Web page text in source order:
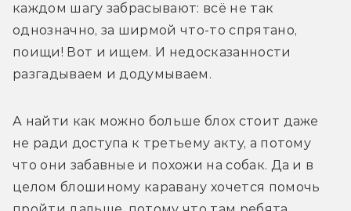
каждом шагу забрасывают: всё не так
однозначно, за ширмой что-то спрятано,
поищи! Вот и ищем. И недосказанности
разгадываем и додумываем.
А найти как можно больше блох стоит даже
не ради доступа к третьему акту, а потому
что они забавные и похожи на собак. Да и в
целом блошиному каравану хочется помочь